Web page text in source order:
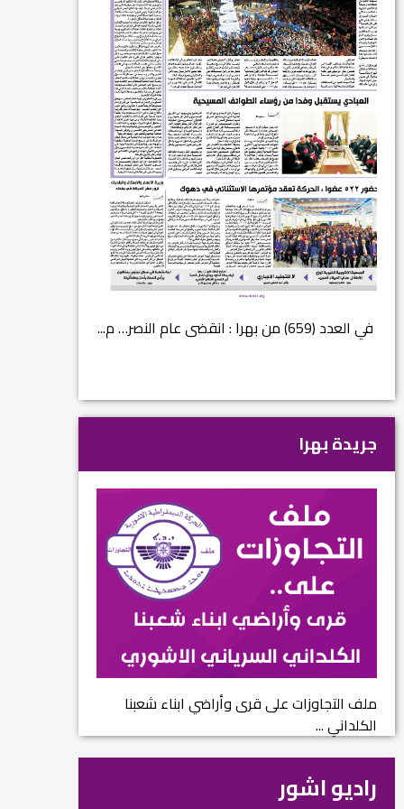
في العدد (659) من بهرا : انقضى عام النصر… م...
جريدة بهرا
ملف التجاوزات على قرى وأراضي ابناء شعبنا
الكلداني ...
راديو اشور